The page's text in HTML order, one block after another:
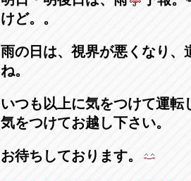
けど。。
雨の日は、視界が悪くなり、
ね。
いつも以上に気をつけて運転
気をつけてお越し下さい。
お待ちしております。